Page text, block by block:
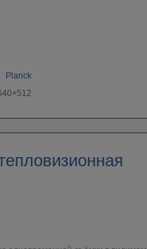
Planck